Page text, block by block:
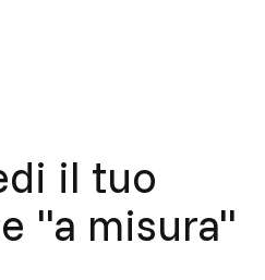
il tuo
"a misura"